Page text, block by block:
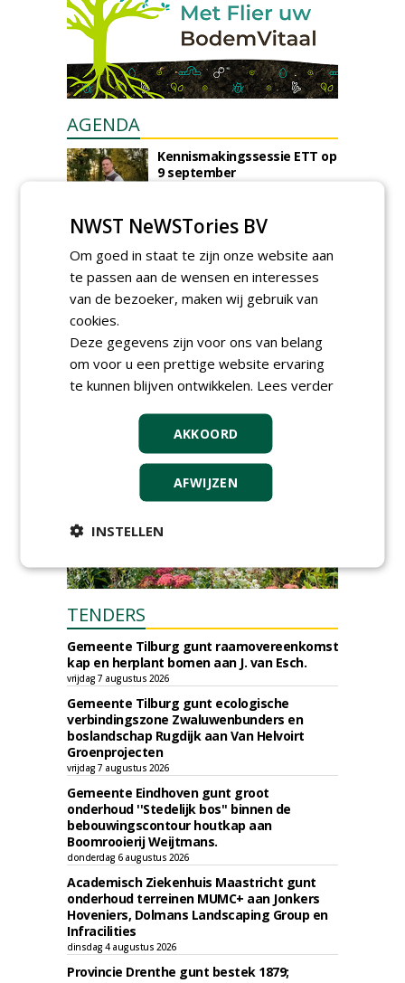
AGENDA
Kennismakingssessie ETT op
9 september
Poel organiseert
Boomverzorgersdag voor
boomprofessionals
vrijdag 9 oktober 2026
Event: De stad van de
toekomst begint in de
donderdag 5 november 2026
TENDERS
Gemeente Tilburg gunt raamovereenkomst
kap en herplant bomen aan J. van Esch.
vrijdag 7 augustus 2026
Gemeente Tilburg gunt ecologische
verbindingszone Zwaluwenbunders en
boslandschap Rugdijk aan Van Helvoirt
Groenprojecten
vrijdag 7 augustus 2026
Gemeente Eindhoven gunt groot
onderhoud ''Stedelijk bos'' binnen de
bebouwingscontour houtkap aan
Boomrooierij Weijtmans.
donderdag 6 augustus 2026
Academisch Ziekenhuis Maastricht gunt
onderhoud terreinen MUMC+ aan Jonkers
Hoveniers, Dolmans Landscaping Group en
Infracilities
dinsdag 4 augustus 2026
Provincie Drenthe gunt bestek 1879;
NWST NeWSTories BV
Om goed in staat te zijn onze website aan
te passen aan de wensen en interesses
van de bezoeker, maken wij gebruik van
cookies.
Deze gegevens zijn voor ons van belang
om voor u een prettige website ervaring
te kunnen blijven ontwikkelen. Lees verder
AKKOORD
AFWIJZEN
INSTELLEN